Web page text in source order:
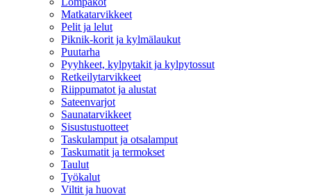
Matkatarvikkeet
Pelit ja lelut
Piknik-korit ja kylmälaukut
Puutarha
Pyyhkeet, kylpytakit ja kylpytossut
Retkeilytarvikkeet
Riippumatot ja alustat
Sateenvarjot
Saunatarvikkeet
Sisustustuotteet
Taskulamput ja otsalamput
Taskumatit ja termokset
Taulut
Työkalut
Viltit ja huovat